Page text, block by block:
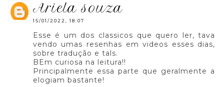
ariela souza
15/01/2022, 18:07
Esse é um dos classicos que quero ler, tava
vendo umas resenhas em videos esses dias,
sobre tradução e tals.
BEm curiosa na leitura!!
Principalmente essa parte que geralmente a
elogiam bastante!